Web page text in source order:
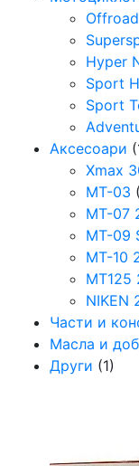
Hyper
Sport
Sport
Аксесоари
Xmax
MT-03
MT-07
MT-09
MT-10
MT125
NIKEN
Части и
Масла и
Други (1)